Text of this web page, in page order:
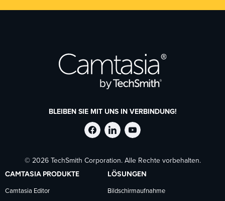
BLEIBEN SIE MIT UNS IN VERBINDUNG!
TechSmith
auf
Facebook
TechSmith
auf
LinkedIn
TechSmith
auf
YouTube
© 2026 TechSmith Corporation. Alle Rechte vorbehalten.
CAMTASIA PRODUKTE
Camtasia Editor
LÖSUNGEN
Bildschirmaufnahme